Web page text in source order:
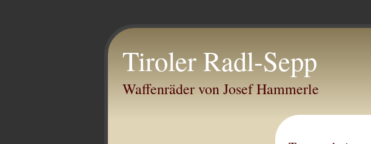
Tiroler Radl-Sepp
Waffenräder von Josef Hammerle